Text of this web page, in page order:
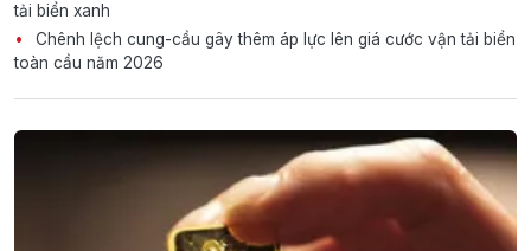
tải biển xanh
Chênh lệch cung-cầu gây thêm áp lực lên giá cước vận tải biển
toàn cầu năm 2026